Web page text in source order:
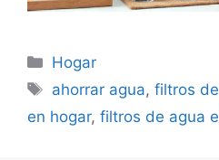
Categorías
Hogar
Etiquetas
ahorrar agua,filtros
en hogar, filtros de agua